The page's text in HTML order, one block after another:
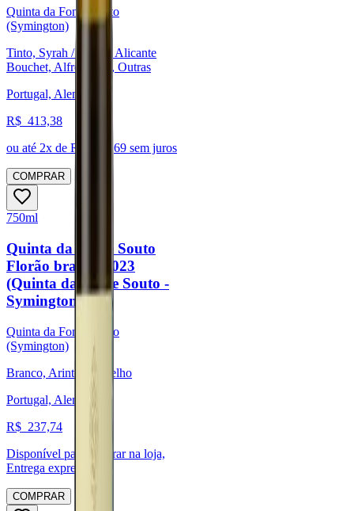
Quinta da Fonte Souto
(Symington)
Tinto, Syrah / Shiraz, Alicante
Bouchet, Alfrocheiro, Outras
Portugal, Alentejo
R$ 413,38
ou até 2x de R$ 206,69 sem juros
COMPRAR
750ml
Quinta da Fonte Souto
Florão branco 2023
(Quinta da Fonte Souto -
Symington)
Quinta da Fonte Souto
(Symington)
Branco, Arinto, Verdelho
Portugal, Alentejo
R$ 237,74
Disponível para:
Retirar na loja,
Entrega expressa
COMPRAR